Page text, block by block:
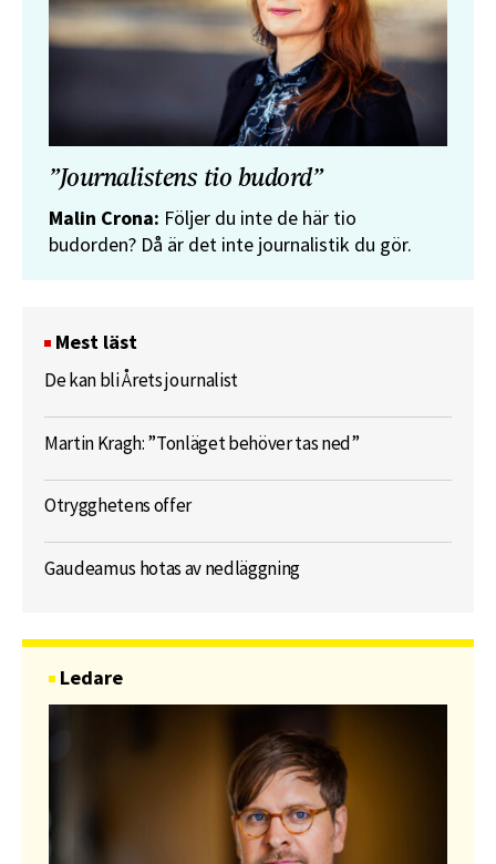
”Journalistens tio budord”
Malin Crona: Följer du inte de här tio
budorden? Då är det inte journalistik du gör.
Mest läst
De kan bli Årets journalist
Martin Kragh: ”Tonläget behöver tas ned”
Otrygghetens offer
Gaudeamus hotas av nedläggning
Ledare